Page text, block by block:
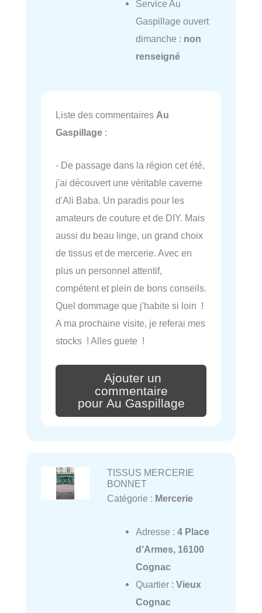
Service Au
Gaspillage ouvert
dimanche : non
renseigné
Liste des commentaires Au
Gaspillage :
- De passage dans la région cet été,
j'ai découvert une véritable caverne
d'Ali Baba. Un paradis pour les
amateurs de couture et de DIY. Mais
aussi du beau linge, un grand choix
de tissus et de mercerie. Avec en
plus un personnel attentif,
compétent et plein de bons conseils.
Quel dommage que j'habite si loin !
A ma prochaine visite, je referai mes
stocks ! Alles guete !
Ajouter un
commentaire
pour Au Gaspillage
TISSUS MERCERIE
BONNET
Catégorie : Mercerie
Adresse : 4 Place
d'Armes, 16100
Cognac
Quartier : Vieux
Cognac